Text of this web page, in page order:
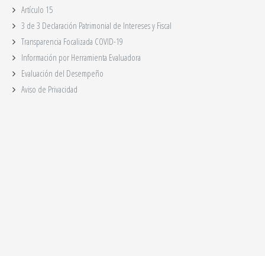
Artículo 15
3 de 3 Declaración Patrimonial de Intereses y Fiscal
Transparencia Focalizada COVID-19
Información por Herramienta Evaluadora
Evaluación del Desempeño
Aviso de Privacidad